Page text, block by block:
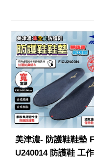
美津濃- 防護鞋鞋墊
U240014 防護鞋 工